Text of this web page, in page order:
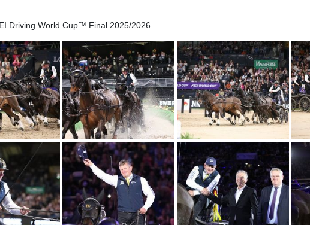
Driving World Cup™ Final 2025/2026